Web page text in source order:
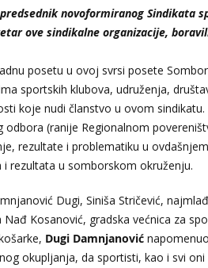
novoformiranog Sindikata
ove sindikalne organizacije,
posetu u ovoj svrsi posete
sportskih klubova, udruženja,
koje nudi članstvo u ovom
(ranije Regionalnom
rezultate i problematiku u
rezultata u somborskom okruženju.
Dugi, Siniša Stričević,
Kosanović, gradska većnica za
Dugi Damnjanović
okupljanja, da sportisti, kao i svi